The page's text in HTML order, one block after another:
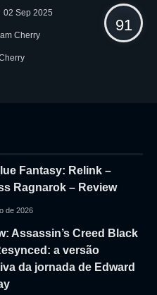
02 Sep 2025
Cherry
91
Fantasy: Relink –
Ragnarok – Review
de 2026
Assassin’s Creed Black
a versão
da jornada de Edward